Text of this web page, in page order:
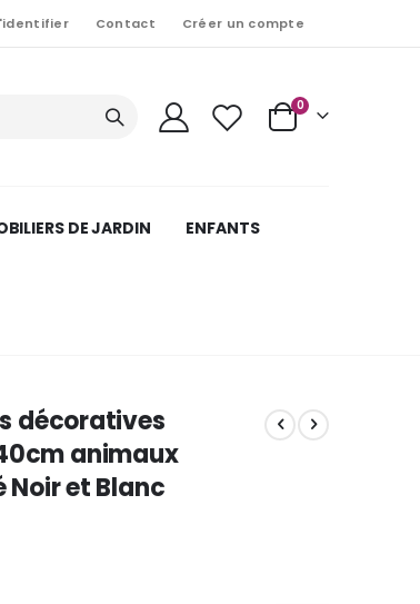
Contact Créer un compte
Cart
0Articles
DE JARDIN ENFANTS
décoratives
animaux
et Blanc